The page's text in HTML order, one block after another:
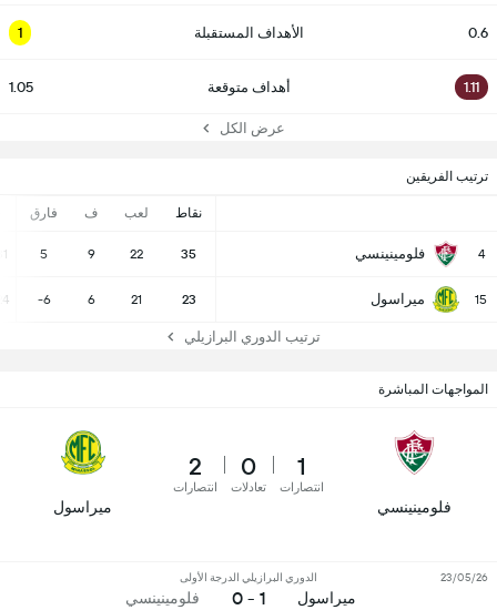
0.6 الأهداف المستقبلة 1
1.11 أهداف متوقعة 1.05
عرض الكل
ترتيب الفريقين
نقاط لعب ف فارق
4 فلومينينسي 35
22
9
5
15 ميراسول 23
21
6
-6
ترتيب الدوري البرازيلي
المواجهات المباشرة
فلومينينسي
1
انتصارات
0
تعادلات
2
انتصارات
ميراسول
ميراسول
الدوري البرازيلي الدرجة الأولى
1 - 0 فلومينينسي
23/05/26